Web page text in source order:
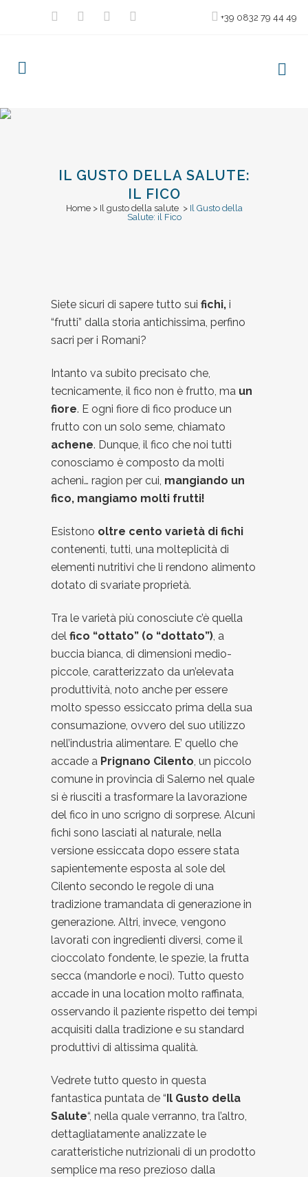
+39 0832 79 44 49
IL GUSTO DELLA SALUTE:
IL FICO
Home> Il gusto della salute > Il Gusto della
Salute: il Fico
Posted at 15:28hinIl gusto della salute
Siete sicuri di sapere tutto sui fichi, i
“frutti” dalla storia antichissima, perfino
sacri per i Romani?
Intanto va subito precisato che,
tecnicamente, il fico non è frutto, ma un
fiore. E ogni fiore di fico produce un
frutto con un solo seme, chiamato
achene. Dunque, il fico che noi tutti
conosciamo è composto da molti
acheni… ragion per cui, mangiando un
fico, mangiamo molti frutti!
Esistono oltre cento varietà di fichi
contenenti, tutti, una molteplicità di
elementi nutritivi che li rendono alimento
dotato di svariate proprietà.
Tra le varietà più conosciute c’è quella
del fico “ottato” (o “dottato”) , a
buccia bianca, di dimensioni medio-
piccole, caratterizzato da un’elevata
produttività, noto anche per essere
molto spesso essiccato prima della sua
consumazione, ovvero del suo utilizzo
nell’industria alimentare. E’ quello che
accade a Prignano Cilento , un piccolo
comune in provincia di Salerno nel quale
si è riusciti a trasformare la lavorazione
del fico in uno scrigno di sorprese. Alcuni
fichi sono lasciati al naturale, nella
versione essiccata dopo essere stata
sapientemente esposta al sole del
Cilento secondo le regole di una
tradizione tramandata di generazione in
generazione. Altri, invece, vengono
lavorati con ingredienti diversi, come il
cioccolato fondente, le spezie, la frutta
secca (mandorle e noci). Tutto questo
accade in una location molto raffinata,
osservando il paziente rispetto dei tempi
acquisiti dalla tradizione e su standard
produttivi di altissima qualità.
Vedrete tutto questo in questa
fantastica puntata de “Il Gusto della
Salute“, nella quale verranno, tra l’altro,
dettagliatamente analizzate le
caratteristiche nutrizionali di un prodotto
semplice ma reso prezioso dalla